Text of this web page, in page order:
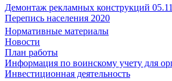
Демонтаж рекламных конструкций
Перепись населения 2020
Нормативные материалы
Новости
План работы
Информация по воинскому учету для
Инвестиционная деятельность